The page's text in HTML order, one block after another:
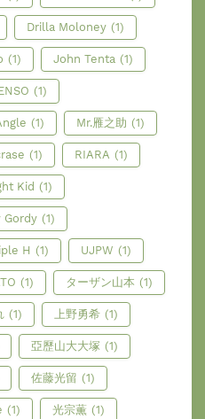
Drilla Moloney (1)
(1) John Tenta (1)
(1)
(1) Mr.雁之助 (1)
(1) RIARA (1)
Kid (1)
Gordy (1)
H (1) UJPW (1)
(1) ターザン山本 (1)
(1) 上野勇希 (1)
亞歷山大大塚 (1)
佐藤光留 (1)
(1) 光宗薫 (1)